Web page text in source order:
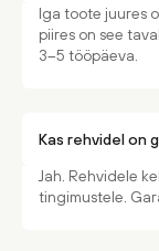
Iga toote juures
piires on see
3–5 tööpäeva.
Kas rehvidel on
Jah. Rehvidele
tingimustele.